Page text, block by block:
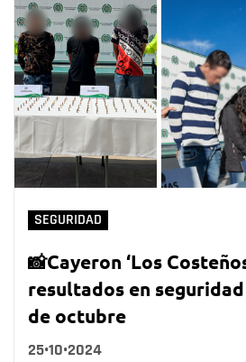
SEGURIDAD
📸Cayeron ‘Los
resultados en
de octubre
25•10•2024